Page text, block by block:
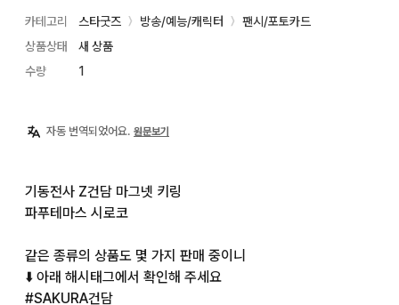
카테고리 스타굿즈 〉 방송/예능/캐릭터 〉
팬시/포토카드
상품상태
새 상품
수량
1
자동 번역되었어요. 원문보기
기동전사 Z건담 마그넷 키링
파푸테마스 시로코
같은 종류의 상품도 몇 가지 판매 중이니
⬇️ 아래 해시태그에서 확인해 주세요
#SAKURA건담